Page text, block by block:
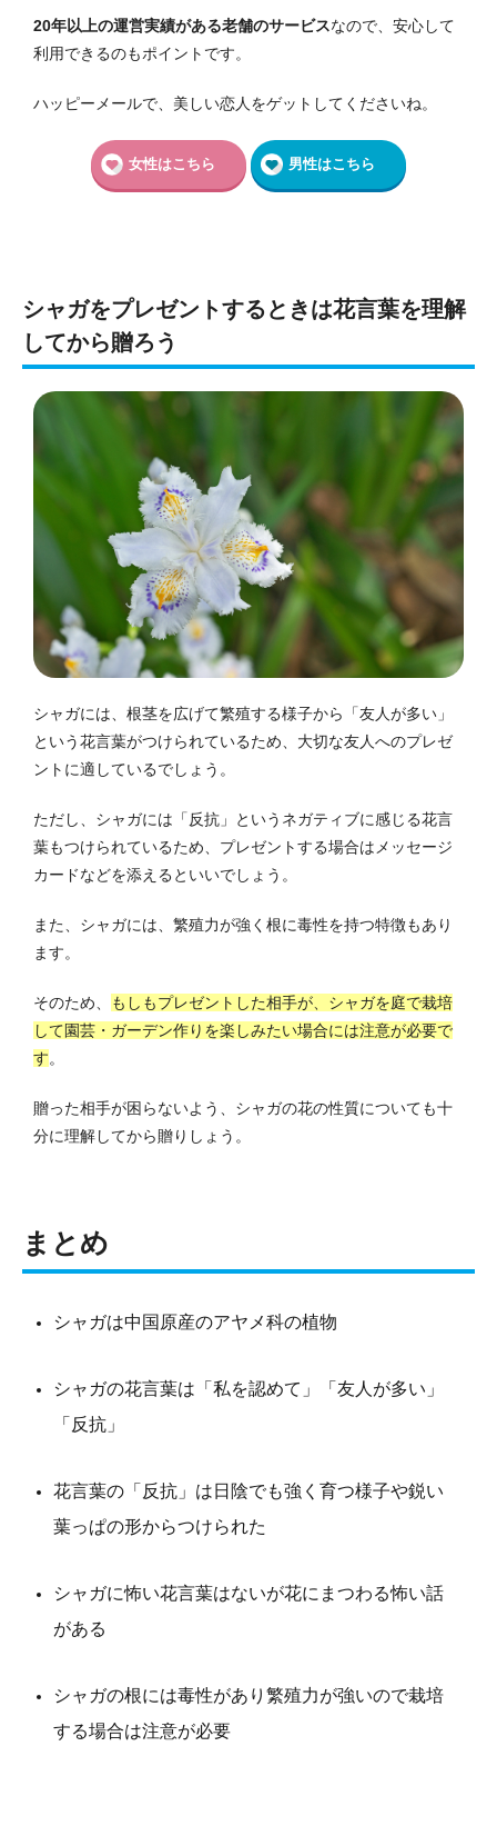
20年以上の運営実績がある老舗のサービスなので、安心して
利用できるのもポイントです。
ハッピーメールで、美しい恋人をゲットしてくださいね。
女性はこちら 男性はこちら
シャガをプレゼントするときは花言葉を理解
してから贈ろう
シャガには、根茎を広げて繁殖する様子から「友人が多い」
という花言葉がつけられているため、大切な友人へのプレゼ
ントに適しているでしょう。
ただし、シャガには「反抗」というネガティブに感じる花言
葉もつけられているため、プレゼントする場合はメッセージ
カードなどを添えるといいでしょう。
また、シャガには、繁殖力が強く根に毒性を持つ特徴もあり
ます。
そのため、
もしもプレゼントした相手が、シャガを庭で栽培
して園芸・ガーデン作りを楽しみたい場合には注意が必要で
す。
贈った相手が困らないよう、シャガの花の性質についても十
分に理解してから贈りしょう。
まとめ
シャガは中国原産のアヤメ科の植物
シャガの花言葉は「私を認めて」「友人が多い」
「反抗」
花言葉の「反抗」は日陰でも強く育つ様子や鋭い
葉っぱの形からつけられた
シャガに怖い花言葉はないが花にまつわる怖い話
がある
シャガの根には毒性があり繁殖力が強いので栽培
する場合は注意が必要